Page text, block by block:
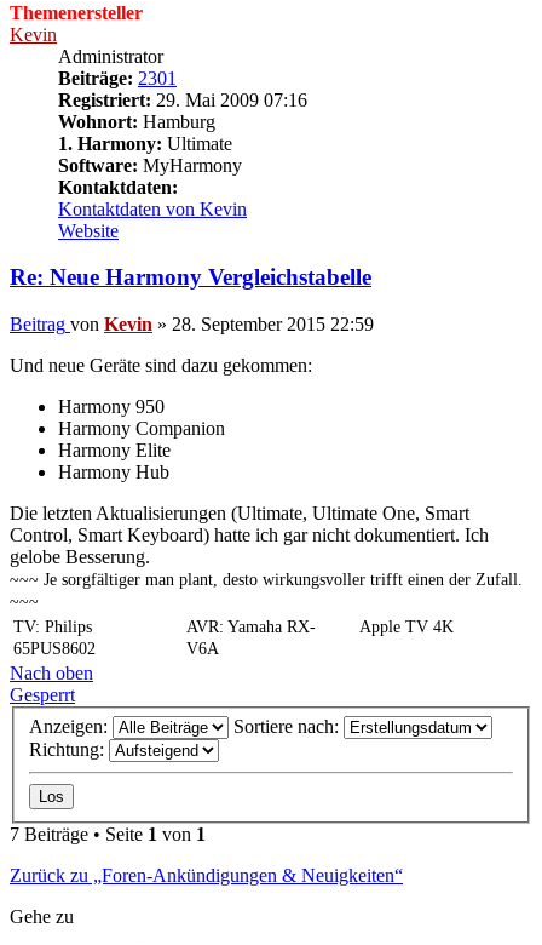
Themenersteller
Kevin
Administrator
Beiträge: 2301
Registriert: 29. Mai 2009 07:16
Wohnort: Hamburg
1. Harmony: Ultimate
Software: MyHarmony
Kontaktdaten:
Kontaktdaten von Kevin
Website
Re: Neue Harmony Vergleichstabelle
Beitrag von Kevin » 28. September 2015 22:59
Und neue Geräte sind dazu gekommen:
Harmony 950
Harmony Companion
Harmony Elite
Harmony Hub
Die letzten Aktualisierungen (Ultimate, Ultimate One, Smart
Control, Smart Keyboard) hatte ich gar nicht dokumentiert. Ich
gelobe Besserung.
~~~ Je sorgfältiger man plant, desto wirkungsvoller trifft einen der Zufall.
~~~
TV: Philips
65PUS8602
AVR: Yamaha RX-
V6A
Apple TV 4K
Nach oben
Gesperrt
Anzeigen:
Sortiere nach:
Richtung:
7 Beiträge • Seite 1 von 1
Zurück zu „Foren-Ankündigungen & Neuigkeiten“
Gehe zu